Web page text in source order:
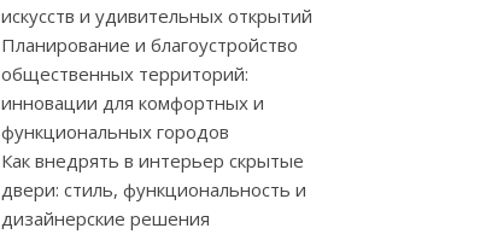
искусств и удивительных открытий
Планирование и благоустройство
общественных территорий:
инновации для комфортных и
функциональных городов
Как внедрять в интерьер скрытые
двери: стиль, функциональность и
дизайнерские решения